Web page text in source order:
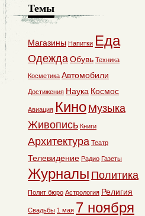
Темы
Магазины Напитки Еда
ОдеждаОбувь Техника
Косметика Автомобили
Достижения Наука Космос
Авиация Кино Музыка
Живопись Книги
Архитектура Театр
Телевидение Радио Газеты
Журналы Политика
Полит бюро Астрология Религия
Свадьбы 1 мая 7 ноября